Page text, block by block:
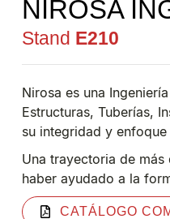
NIROSA
Stand E210
Nirosa es una
Estructuras, Tuberías,
su integridad y
Una trayectoria de
haber ayudado a la
CATÁLOGO